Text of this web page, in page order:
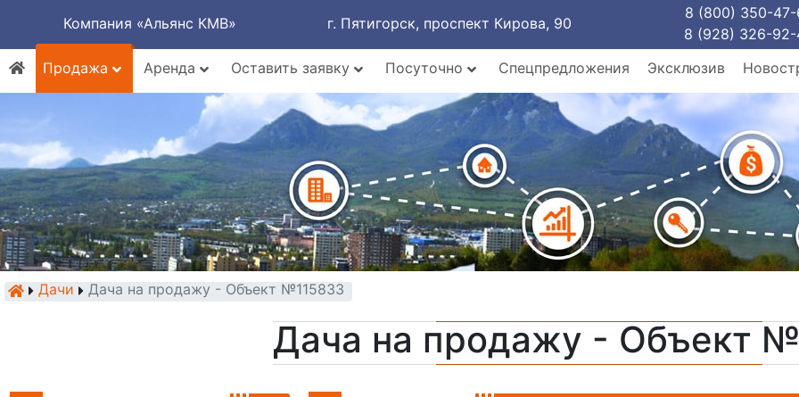
Компания «Альянс КМВ» г. Пятигорск, проспект Кирова, 90
8 (800) 350-
8 (928) 326-
Продажа
Аренда Оставить заявку Посуточно Спецпредложения Эксклюзив
Дачи Дача на продажу - Объект №115833
Дача на продажу - Объект